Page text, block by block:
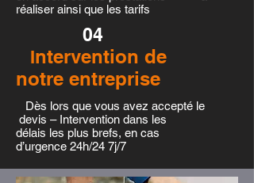
réaliser ainsi que les tarifs
04
Intervention de
notre entreprise
Dès lors que vous avez accepté le
devis – Intervention dans les
délais les plus brefs, en cas
d’urgence 24h/24 7j/7